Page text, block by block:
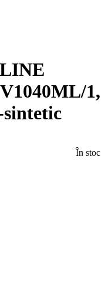
1,
În stoc